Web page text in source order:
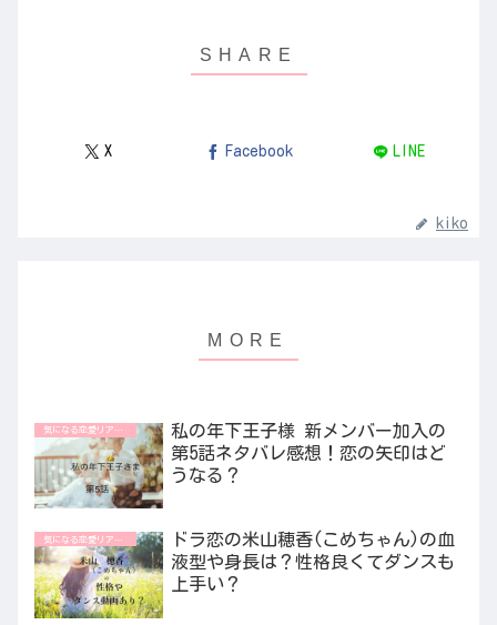
X Facebook LINE
kiko
気になる恋愛リアリティ番組
私の年下王子様 新メンバー加入の
第5話ネタバレ感想！恋の矢印はど
うなる？
気になる恋愛リアリティ番組
ドラ恋の米山穂香(こめちゃん)の血
液型や身長は？性格良くてダンスも
上手い？